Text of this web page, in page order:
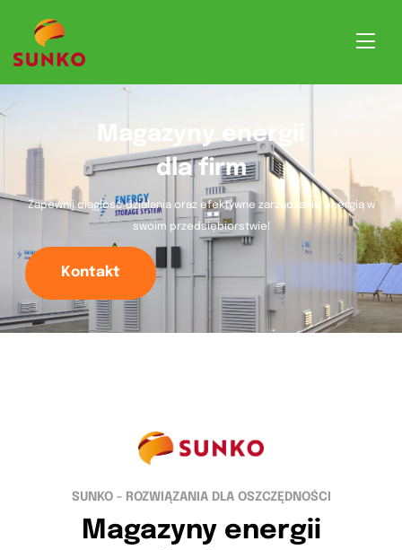
Magazyny energii
dla firm
Zapewnij ciągłość działania oraz efektywne zarządzanie energią w
swoim przedsiębiorstwie!
Kontakt
SUNKO - ROZWIĄZANIA DLA OSZCZĘDNOŚCI
Magazyny energii